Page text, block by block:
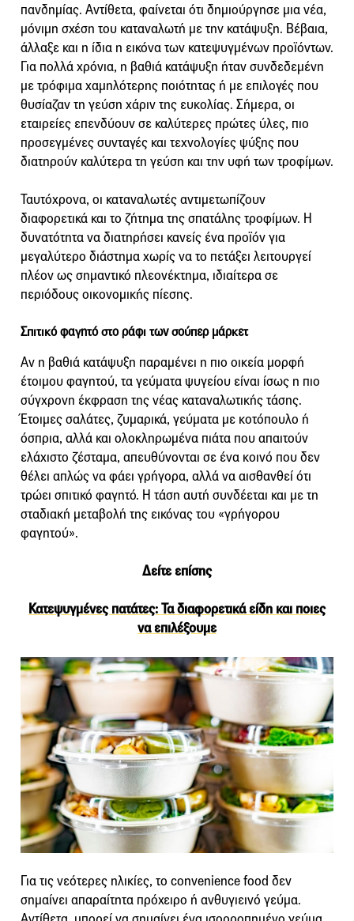
πανδημίας. Αντίθετα, φαίνεται ότι δημιούργησε μια νέα,
μόνιμη σχέση του καταναλωτή με την κατάψυξη. Βέβαια,
άλλαξε και η ίδια η εικόνα των κατεψυγμένων προϊόντων.
Για πολλά χρόνια, η βαθιά κατάψυξη ήταν συνδεδεμένη
με τρόφιμα χαμηλότερης ποιότητας ή με επιλογές που
θυσίαζαν τη γεύση χάριν της ευκολίας. Σήμερα, οι
εταιρείες επενδύουν σε καλύτερες πρώτες ύλες, πιο
προσεγμένες συνταγές και τεχνολογίες ψύξης που
διατηρούν καλύτερα τη γεύση και την υφή των τροφίμων.
Ταυτόχρονα, οι καταναλωτές αντιμετωπίζουν
διαφορετικά και το ζήτημα της σπατάλης τροφίμων. Η
δυνατότητα να διατηρήσει κανείς ένα προϊόν για
μεγαλύτερο διάστημα χωρίς να το πετάξει λειτουργεί
πλέον ως σημαντικό πλεονέκτημα, ιδιαίτερα σε
περιόδους οικονομικής πίεσης.
Σπιτικό φαγητό στο ράφι των σούπερ μάρκετ
Αν η βαθιά κατάψυξη παραμένει η πιο οικεία μορφή
έτοιμου φαγητού, τα γεύματα ψυγείου είναι ίσως η πιο
σύγχρονη έκφραση της νέας καταναλωτικής τάσης.
Έτοιμες σαλάτες, ζυμαρικά, γεύματα με κοτόπουλο ή
όσπρια, αλλά και ολοκληρωμένα πιάτα που απαιτούν
ελάχιστο ζέσταμα, απευθύνονται σε ένα κοινό που δεν
θέλει απλώς να φάει γρήγορα, αλλά να αισθανθεί ότι
τρώει σπιτικό φαγητό. Η τάση αυτή συνδέεται και με τη
σταδιακή μεταβολή της εικόνας του «γρήγορου
φαγητού».
Δείτε επίσης
Κατεψυγμένες πατάτες: Τα διαφορετικά είδη και ποιες
να επιλέξουμε
Για τις νεότερες ηλικίες, το convenience food δεν
σημαίνει απαραίτητα πρόχειρο ή ανθυγιεινό γεύμα.